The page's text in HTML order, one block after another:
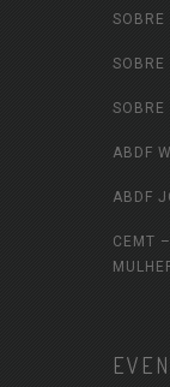
SOBRE
SOBRE
SOBRE
ABDF
ABDF
CEMT